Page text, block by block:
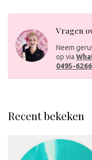
Vragen
Neem
op via
0495-
Recent bekeken